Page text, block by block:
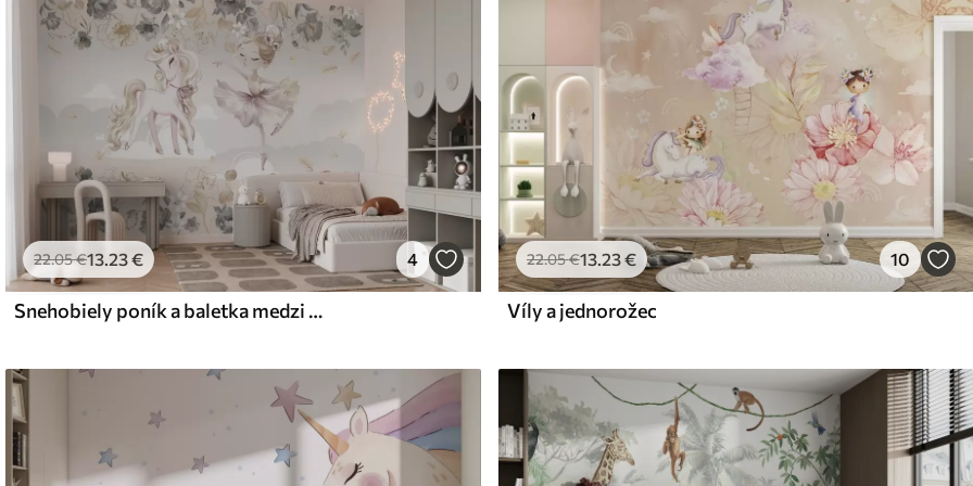
.00€/m²
and Stick
49.00€/m²
22.05€13 .23€ 4
Snehobiely poník a baletka medzi kvetmi a oblakmi
22.05€13.23€ 10
Víly a jednorožec